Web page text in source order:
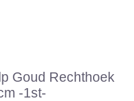
Goud Rechthoek
-1st-